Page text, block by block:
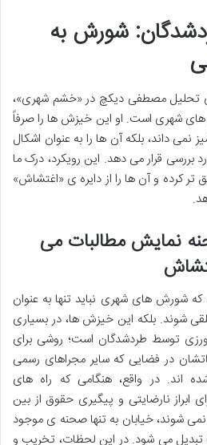
شورش به
تحلیل مصطفی دیکچ در «خشم شهری»،
شهری است. او این خیزش ها را صرفاً
داند، بلکه آن ها را به عنوان اشکال
قرار می دهد. این رویکرد، درک ما
کرده و آن ها را از دایره ی «اغتشاش»
نمایش مطالبات می
شورش های شهری نباید تنها به عنوان
شوند. بلکه این خیزش ها، در بسیاری
ورزی توسط طردشدگان است؛ روشی برای
در فضایی که سایر مجراهای رسمی
اند. در واقع، هنگامی که راه های
ابراز نارضایتی و پیگیری حقوق از بین
شوند، خیابان به تنها صحنه ی موجود
تبدیل می شود. در این لحظات، تخریب و